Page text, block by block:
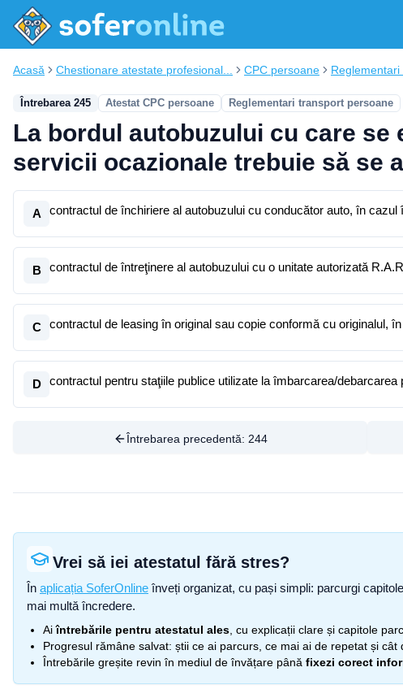
Acasă Chestionare atestate profesional... CPC persoane
Întrebarea 245 Atestat CPC persoane Reglementari transport persoane
La bordul autobuzului cu care
servicii ocazionale trebuie să se
A contractul de închiriere al autobuzului cu conducător auto, în
B contractul de întreţinere al autobuzului cu o unitate autorizată R.A.R
C contractul de leasing în original sau copie conformă cu originalul,
D contractul pentru staţiile publice utilizate la îmbarcarea/debarcarea
Întrebarea precedentă: 244
Vrei să iei atestatul fără stres?
În aplicația SoferOnline înveți organizat, cu pași simpli: parcurgi
mai multă încredere.
Aiîntrebările pentru atestatul ales , cu explicații clare și capitole
Progresul rămâne salvat: știi ce ai parcurs, ce mai ai de repetat și cât
Întrebările greșite revin în mediul de învățare până fixezi corect